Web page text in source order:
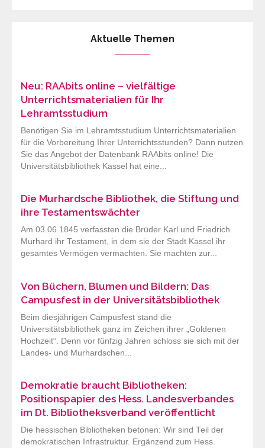
Aktuelle Themen
Neu: RAAbits online – vielfältige
Unterrichtsmaterialien für Ihr
Lehramtsstudium
Benötigen Sie im Lehramtsstudium Unterrichtsmaterialien
für die Vorbereitung Ihrer Unterrichtsstunden? Dann nutzen
Sie das Angebot der Datenbank RAAbits online! Die
Universitätsbibliothek Kassel hat eine...
Die Murhardsche Bibliothek, die Stiftung und
ihre Testamentswächter
Am 03.06.1845 verfassten die Brüder Karl und Friedrich
Murhard ihr Testament, in dem sie der Stadt Kassel ihr
gesamtes Vermögen vermachten. Sie machten zur...
Von Büchern, Blumen und Bildern: Das
Campusfest in der Universitätsbibliothek
Beim diesjährigen Campusfest stand die
Universitätsbibliothek ganz im Zeichen ihrer „Goldenen
Hochzeit“. Denn vor fünfzig Jahren schloss sie sich mit der
Landes- und Murhardschen...
Demokratie braucht Bibliotheken:
Positionspapier des Hess. Landesverbandes
im Dt. Bibliotheksverband veröffentlicht
Die hessischen Bibliotheken betonen: Wir sind Teil der
demokratischen Infrastruktur. Ergänzend zum Hess.